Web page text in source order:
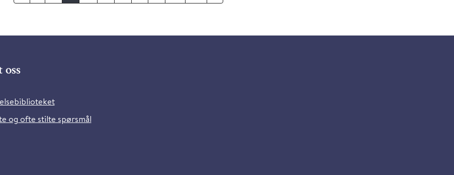
og ofte stilte spørsmål